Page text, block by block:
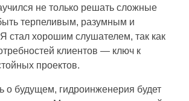
не только решать сложные
терпеливым, разумным и
стал хорошим слушателем, так как
клиентов — ключ к
проектов.
о будущем, гидроинженерия будет